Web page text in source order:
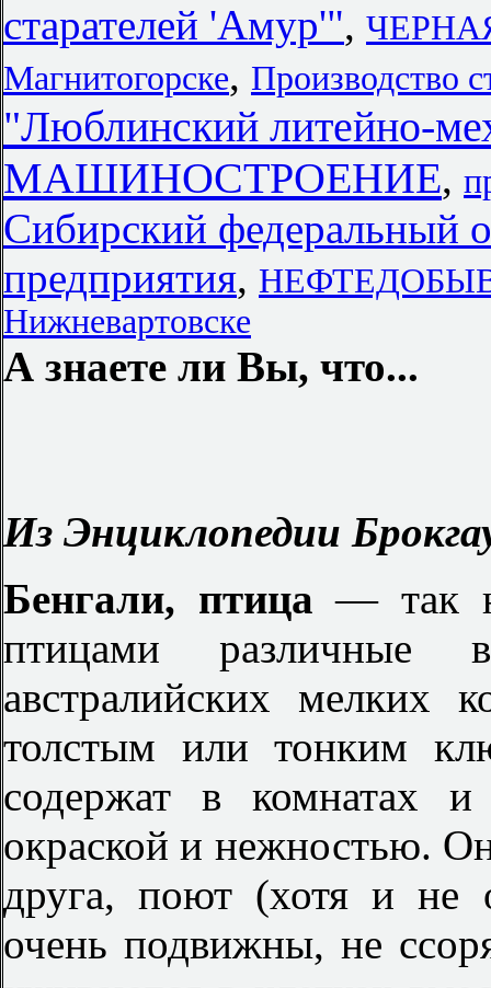
старателей 'Амур'",
Магнитогорске, Производство
"Люблинский литейно-
МАШИНОСТРОЕНИЕ,
Сибирский федеральный
предприятия,
Нижневартовске
А знаете ли Вы, что...
Из Энциклопедии
Бенгали, птица— так
птицами различные
австралийских мелких
толстым или тонким
содержат в комнатах и
окраской и нежностью.
друга, поют (хотя и не
очень подвижны, не